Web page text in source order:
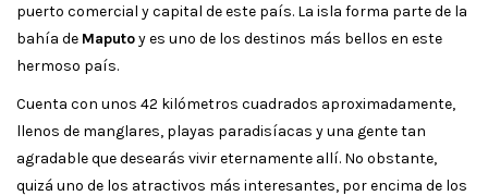
puerto comercial y capital de este país. La isla forma parte de la
bahía de Maputoy es uno de los destinos más bellos en este
hermoso país.
Cuenta con unos 42 kilómetros cuadrados aproximadamente,
llenos de manglares, playas paradisíacas y una gente tan
agradable que desearás vivir eternamente allí. No obstante,
quizá uno de los atractivos más interesantes, por encima de los